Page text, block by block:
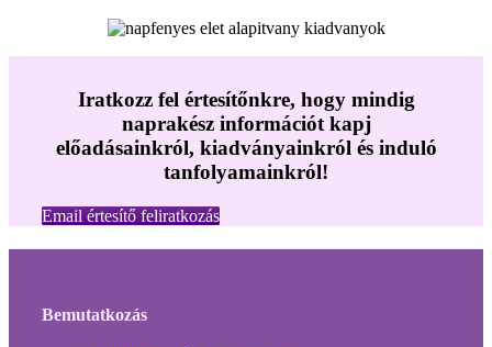
Iratkozz fel értesítőnkre, hogy mindig
naprakész információt kapj
előadásainkról, kiadványainkról és induló
tanfolyamainkról!
Email értesítő feliratkozás
Bemutatkozás